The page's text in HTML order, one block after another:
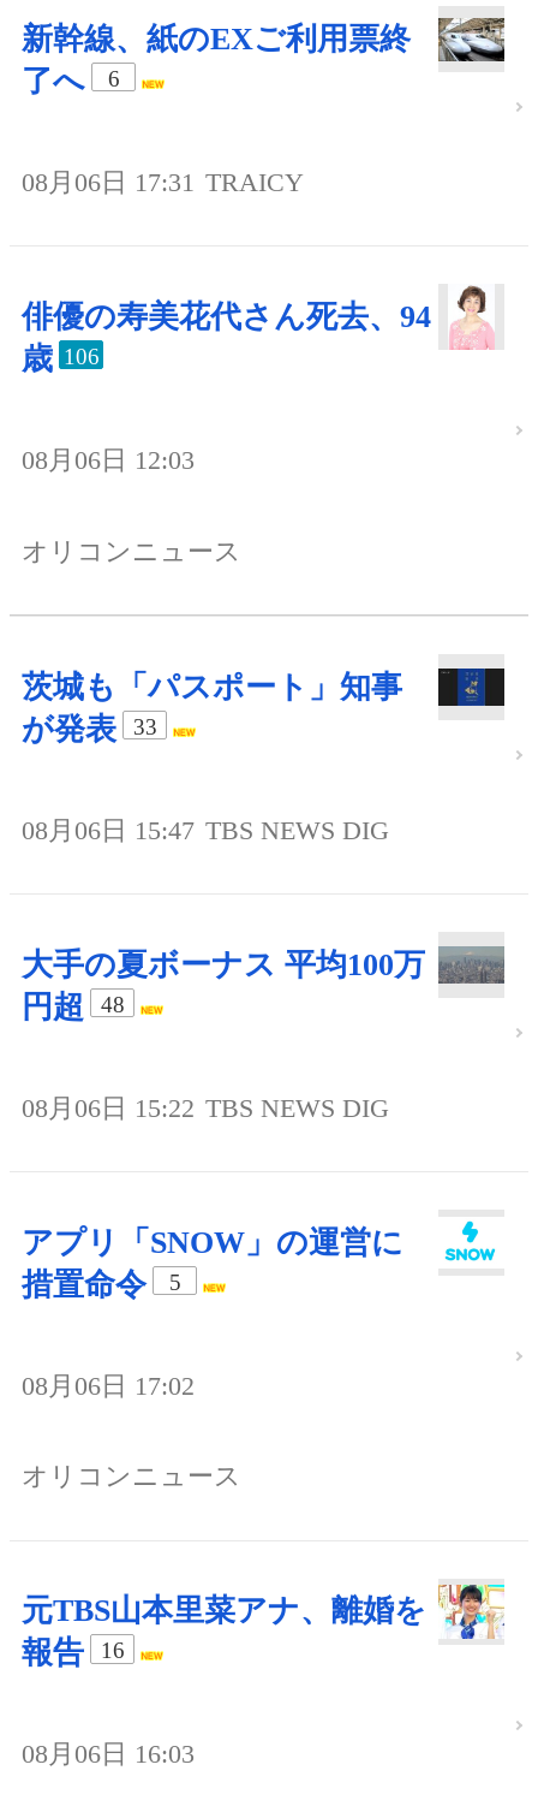
新幹線、紙のEXご利用票終
了へ
6
08月06日 17:31 TRAICY
俳優の寿美花代さん死去、94
歳 106
08月06日 12:03
オリコンニュース
茨城も「パスポート」知事
が発表
33
08月06日 15:47 TBS NEWS DIG
大手の夏ボーナス 平均100万
円超
48
08月06日 15:22 TBS NEWS DIG
アプリ「SNOW」の運営に
措置命令
5
08月06日 17:02
オリコンニュース
元TBS山本里菜アナ、離婚を
報告
16
08月06日 16:03